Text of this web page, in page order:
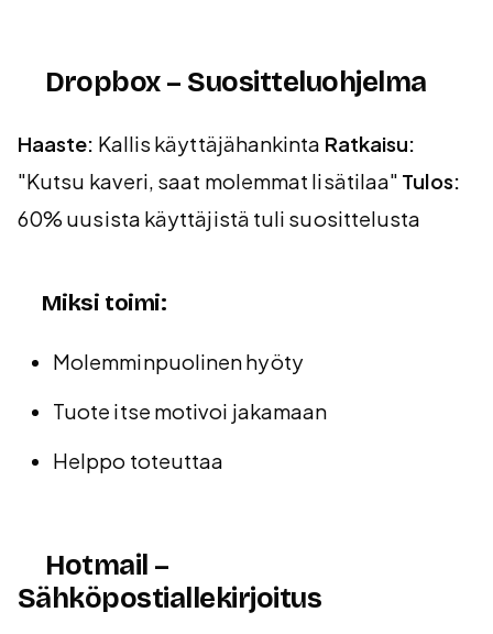
Dropbox – Suositteluohjelma
Haaste: Kallis käyttäjähankinta Ratkaisu:
"Kutsu kaveri, saat molemmat lisätilaa" Tulos:
60% uusista käyttäjistä tuli suosittelusta
Miksi toimi:
Molemminpuolinen hyöty
Tuote itse motivoi jakamaan
Helppo toteuttaa
Hotmail –
Sähköpostiallekirjoitus